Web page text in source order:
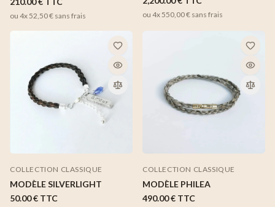
ou 4x52,50 € sans frais ou 4x550,00 € sans frais
COLLECTION CLASSIQUE
MODÈLE SILVERLIGHT
50.00 € TTC
COLLECTION CLASSIQUE
MODÈLE PHILEA
490.00 € TTC